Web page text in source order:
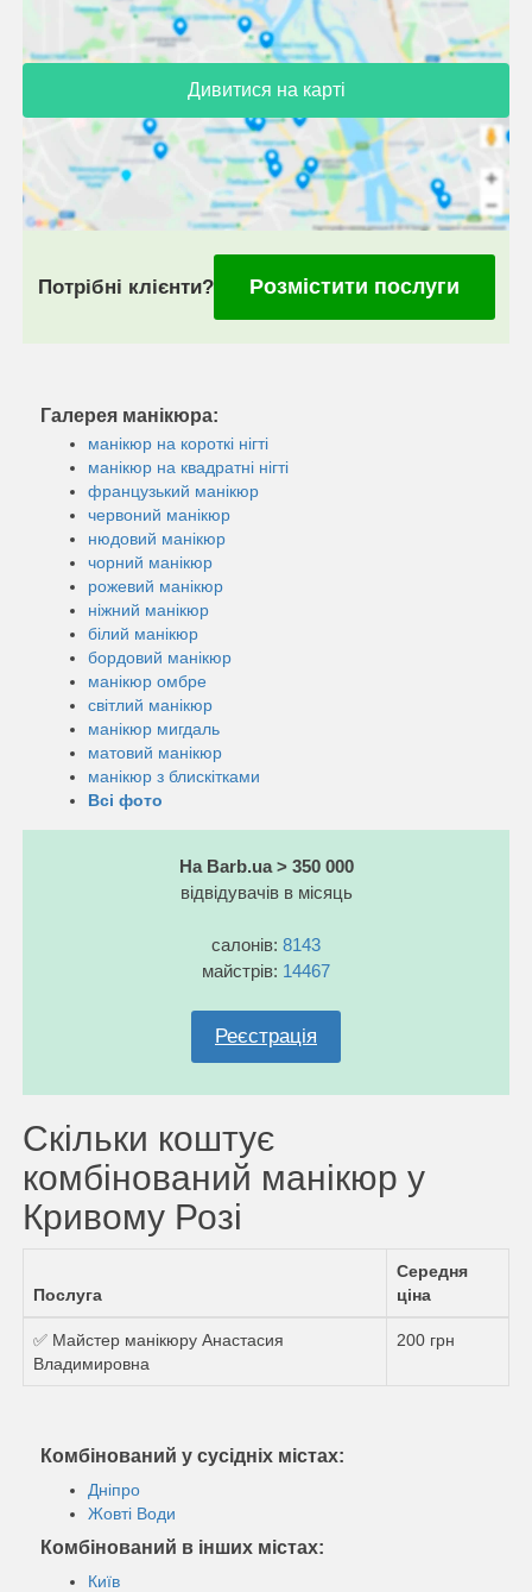
Дивитися на карті
Потрібні клієнти? Розмістити послуги
Галерея манікюра:
манікюр на короткі нігті
манікюр на квадратні нігті
французький манікюр
червоний манікюр
нюдовий манікюр
чорний манікюр
рожевий манікюр
ніжний манікюр
білий манікюр
бордовий манікюр
манікюр омбре
світлий манікюр
манікюр мигдаль
матовий манікюр
манікюр з блискітками
Всі фото
На Barb.ua > 350 000
відвідувачів в місяць
салонів: 8143
майстрів: 14467
Реєстрація
Скільки коштує
комбінований манікюр у
Кривому Розі
Послуга
Середня
ціна
✅ Майстер манікюру Анастасия
Владимировна
200 грн
Комбінований у сусідніх містах:
Дніпро
Жовті Води
Комбінований в інших містах:
Київ